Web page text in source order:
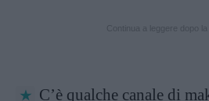
C’è qualche canale di